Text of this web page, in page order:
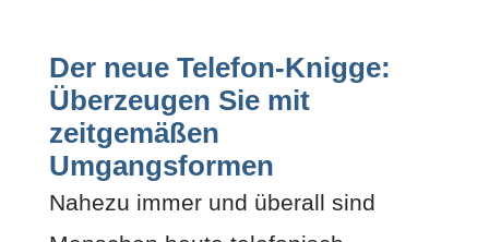
Der neue Telefon-Knigge:
Überzeugen Sie mit
zeitgemäßen
Umgangsformen
Nahezu immer und überall sind